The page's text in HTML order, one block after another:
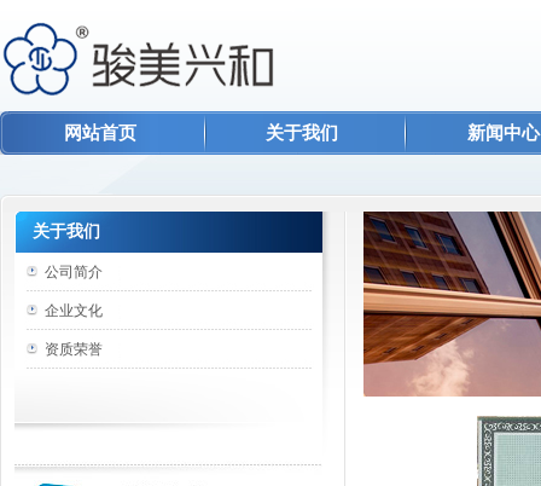
网站首页 关于我们 新闻中心
关于我们
公司简介
企业文化
资质荣誉